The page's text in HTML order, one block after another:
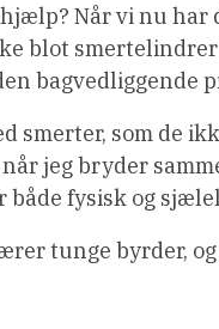
Når vi nu har
blot smertelindrer
bagvedliggende
smerter, som de
jeg bryder
både fysisk og
tunge byrder,